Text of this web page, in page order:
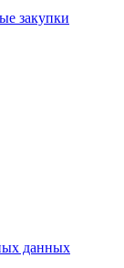
закупки
данных